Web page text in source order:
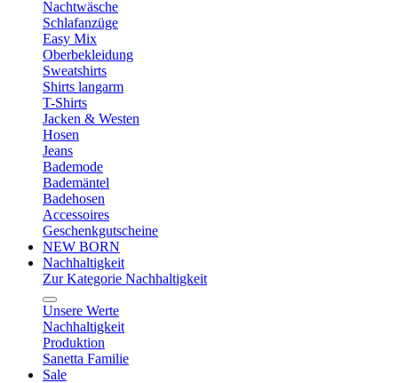
Nachtwäsche
Schlafanzüge
Easy Mix
Oberbekleidung
Sweatshirts
Shirts langarm
T-Shirts
Jacken & Westen
Hosen
Jeans
Bademode
Bademäntel
Badehosen
Accessoires
Geschenkgutscheine
NEW BORN
Nachhaltigkeit
Zur Kategorie Nachhaltigkeit
Unsere Werte
Nachhaltigkeit
Produktion
Sanetta Familie
Sale